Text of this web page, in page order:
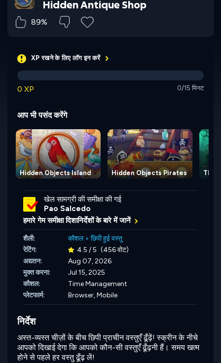
Hidden Antique Shop
89%
XP रखने के लिए लॉग इन करें
0 XP 0/15 मिनट
आप भी पसंद करेंगे
Hidden Objects Island Hidden Objects Pirates The
खेल सामग्री की समीक्षा की गई
Pao Salcedo
हमारे गेम समीक्षा दिशानिर्देशों के बारे में जानें
शैली: कौशल> छिपी हुई वस्तु
रेटिंग:
4.5 / 5 (456 वोट)
अद्यतन:
Aug 07, 2026
मुक्त करना:
Jul 15, 2025
कौशल:
Time Management
प्लेटफार्म:
Browser, Mobile
निर्देश
अस्त-व्यस्त चीज़ों के बीच छिपी प्राचीन वस्तुएँ ढूँढ़ें! स्क्रीन के नीचे
आपको दिखाई देगा कि आपको कौन-सी वस्तुएँ ढूँढ़नी हैं। समय खत्म
होने से पहले हर वस्तु ढूँढ़ लें!